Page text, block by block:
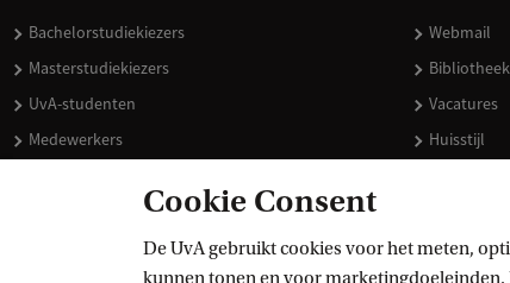
Bachelorstudiekiezers
Masterstudiekiezers
UvA-studenten
Medewerkers
Schooldecanen en vakdocenten
Webmail
Bibliotheek
Vacatures
Huisstijl
Cookie Consent
De UvA gebruikt cookies voor het meten,
kunnen tonen en voor marketingdoeleinden.